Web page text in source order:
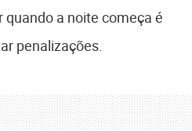
quando a noite começa é
penalizações.